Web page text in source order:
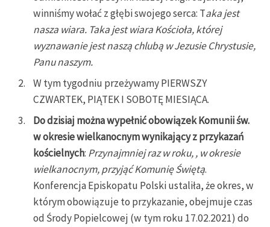
winniśmy wołać z głębi swojego serca: Taka jest
nasza wiara. Taka jest wiara Kościoła, której
wyznawanie jest naszą chlubą w Jezusie Chrystusie,
Panu naszym.
W tym tygodniu przeżywamy PIERWSZY
CZWARTEK, PIĄTEK I SOBOTĘ MIESIĄCA.
Do dzisiaj można wypełnić obowiązek Komunii św.
w okresie wielkanocnym wynikający z przykazań
kościelnych: Przynajmniej raz w roku, , w okresie
wielkanocnym, przyjąć Komunię Świętą.
Konferencja Episkopatu Polski ustaliła, że okres, w
którym obowiązuje to przykazanie, obejmuje czas
od Środy Popielcowej (w tym roku 17.02.2021) do